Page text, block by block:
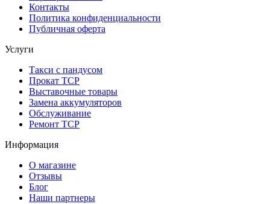
Контакты
Политика конфиденциальности
Публичная оферта
Услуги
Такси с пандусом
Прокат ТСР
Выставочные товары
Замена аккумуляторов
Обслуживание
Ремонт ТСР
Информация
О магазине
Отзывы
Блог
Наши партнеры